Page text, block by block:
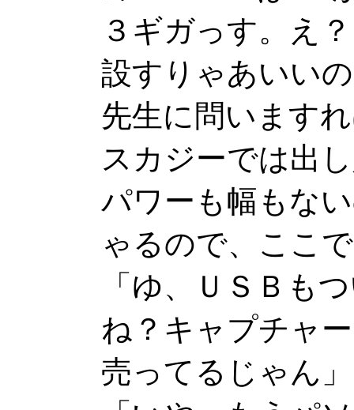
３ギガっす。え
設すりゃあいい
先生に問います
スカジーでは出
パワーも幅もな
ゃるので、ここ
「ゆ、ＵＳＢも
ね？キャプチャ
売ってるじゃん